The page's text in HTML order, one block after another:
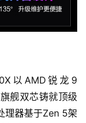
以AMD锐龙9
舰双芯铸就顶级
理器基于Zen 5架